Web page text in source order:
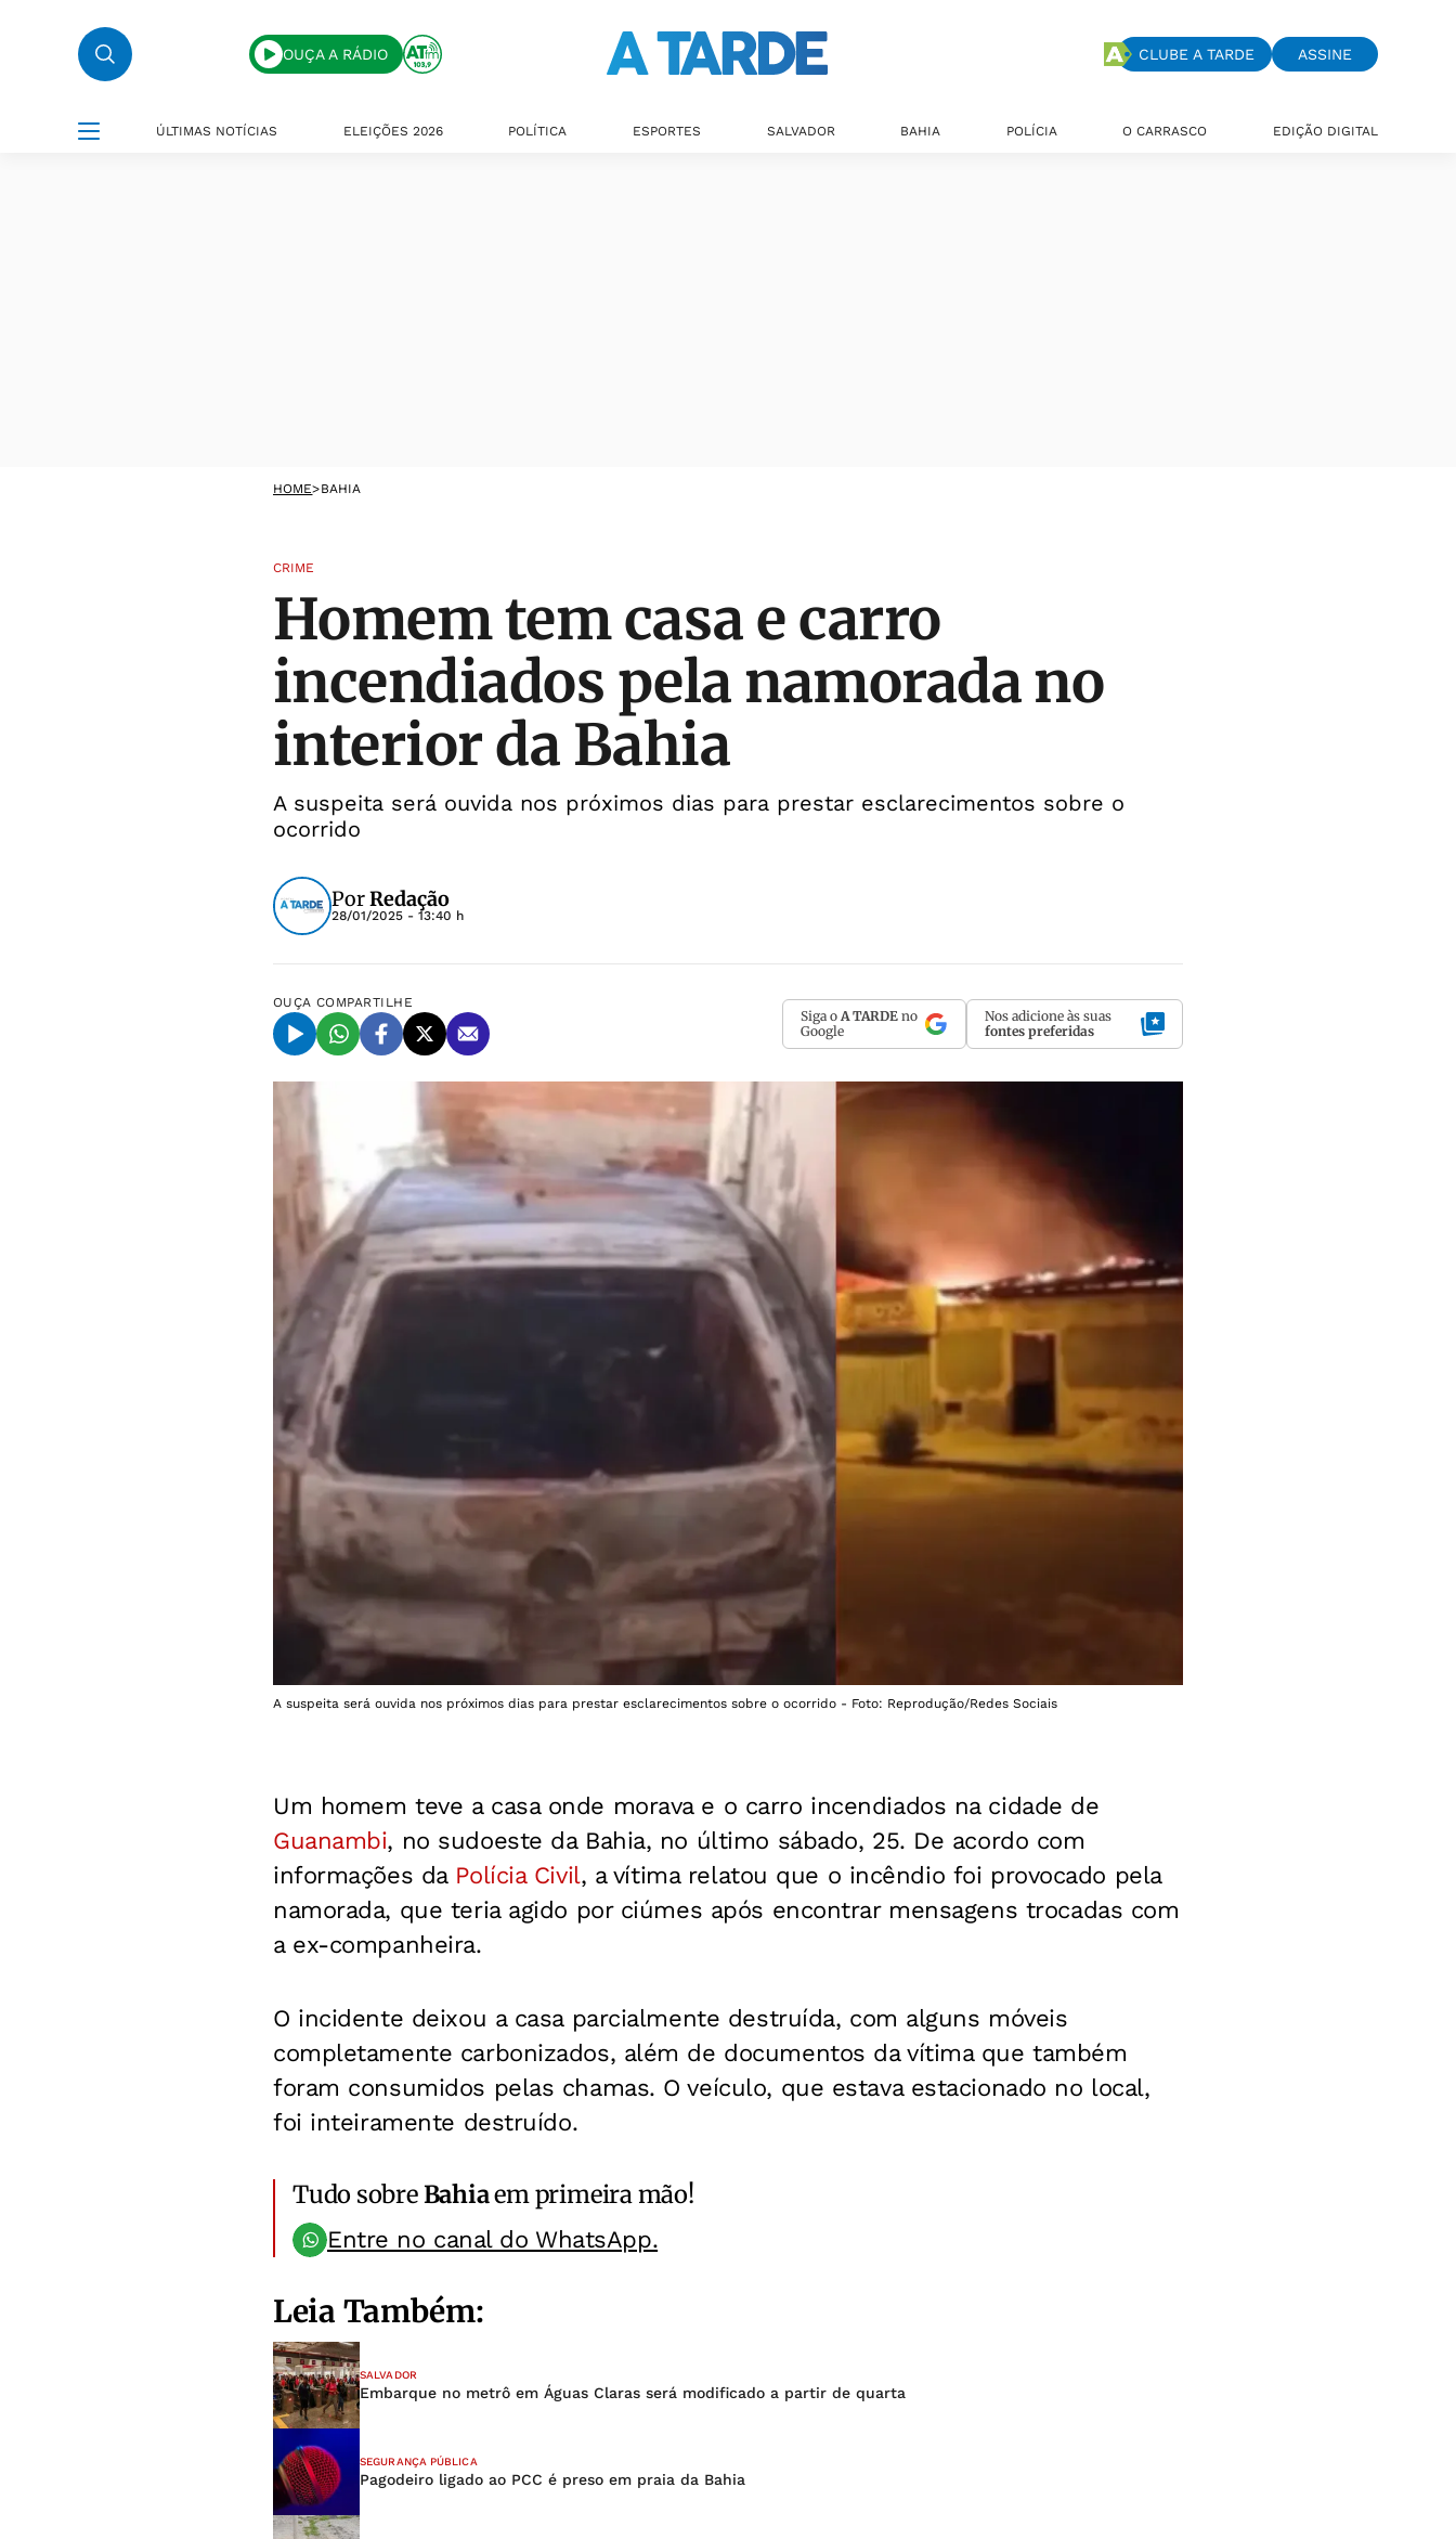
OUÇA A RÁDIO CLUBE A TARDE ASSINE
ÚLTIMAS NOTÍCIAS ELEIÇÕES 2026 POLÍTICA ESPORTES SALVADOR BAHIA POLÍCIA O CARRASCO EDIÇÃO DIGITAL
HOME>BAHIA
CRIME
Homem tem casa e carro
incendiados pela namorada no
interior da Bahia
A suspeita será ouvida nos próximos dias para prestar esclarecimentos sobre o
ocorrido
PorRedação
28/01/2025 - 13:40 h
OUÇA COMPARTILHE
Siga o A TARDE no
Google
Nos adicione às suas
fontes preferidas
A suspeita será ouvida nos próximos dias para prestar esclarecimentos sobre o ocorrido - Foto: Reprodução/Redes Sociais
Um homem teve a casa onde morava e o carro incendiados na cidade de
Guanambi, no sudoeste da Bahia, no último sábado, 25. De acordo com
informações da Polícia Civil, a vítima relatou que o incêndio foi provocado pela
namorada, que teria agido por ciúmes após encontrar mensagens trocadas com
a ex-companheira.
O incidente deixou a casa parcialmente destruída, com alguns móveis
completamente carbonizados, além de documentos da vítima que também
foram consumidos pelas chamas. O veículo, que estava estacionado no local,
foi inteiramente destruído.
Tudo sobreBahiaem primeira mão!
Entre no canal do WhatsApp.
Leia Também:
SALVADOR
Embarque no metrô em Águas Claras será modificado a partir de quarta
SEGURANÇA PÚBLICA
Pagodeiro ligado ao PCC é preso em praia da Bahia